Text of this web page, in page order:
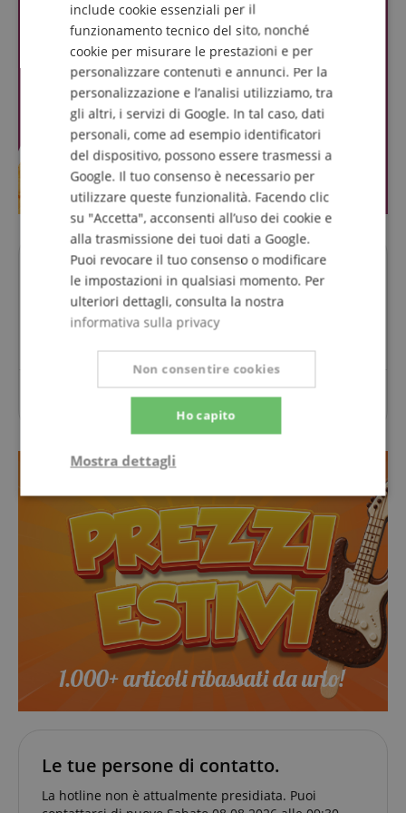
Domande su questo Prodotto?
Fai una domanda
Per questo articolo non sono ancora state poste
Le tue persone di contatto.
La hotline non è attualmente presidiata. Puoi
ITALIAN
SPANISH
include cookie essenziali per il
funzionamento tecnico del sito, nonché
cookie per misurare le prestazioni e per
personalizzare contenuti e annunci. Per la
personalizzazione e l’analisi utilizziamo, tra
gli altri, i servizi di Google. In tal caso, dati
personali, come ad esempio identificatori
del dispositivo, possono essere trasmessi a
Google. Il tuo consenso è necessario per
utilizzare queste funzionalità. Facendo clic
su "Accetta", acconsenti all’uso dei cookie e
alla trasmissione dei tuoi dati a Google.
Puoi revocare il tuo consenso o modificare
le impostazioni in qualsiasi momento. Per
ulteriori dettagli, consulta la nostra
informativa sulla privacy
Ho capito
Non consentire cookies
Mostra dettagli
Strettamente
necessario
Prestazione
Targeting Funzionalità
Non
classificati
funzionalità del sito Web principale come l'accesso